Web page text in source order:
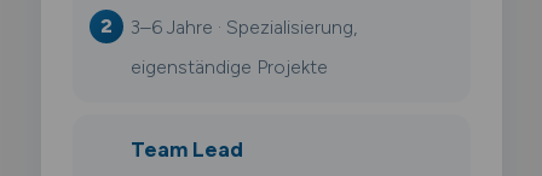
3–6 Jahre · Spezialisierung,
eigenständige Projekte
Team Lead